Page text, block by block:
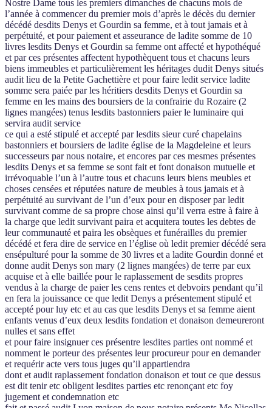
Nostre Dame tous les premiers dimanches de chacuns mois de
l’année à commencer du premier mois d’après le décès du dernier
décédé desdits Denys et Gourdin sa femme, et à tout jamais et à
perpétuité, et pour paiement et asseurance de ladite somme de 10
livres lesdits Denys et Gourdin sa femme ont affecté et hypothéqué
et par ces présentes affectent hypothèquent tous et chacuns leurs
biens immeubles et particulièrement les héritages dudit Denys situés
audit lieu de la Petite Gachettière et pour faire ledit service ladite
somme sera paiée par les héritiers desdits Denys et Gourdin sa
femme en les mains des boursiers de la confrairie du Rozaire (2
lignes mangées) tenus lesdits bastonniers paier le luminaire qui
servira audit service
ce qui a esté stipulé et accepté par lesdits sieur curé chapelains
bastonniers et boursiers de ladite église de la Magdeleine et leurs
successeurs par nous notaire, et encores par ces mesmes présentes
lesdits Denys et sa femme se sont fait et font donaison mutuelle et
irrévoquable l’un à l’autre tous et chacuns leurs biens meubles et
choses censées et réputées nature de meubles à tous jamais et à
perpétuité au survivant de l’un d’eux pour en disposer par ledit
survivant comme de sa propre chose ainsi qu’il verra estre à faire à
la charge que ledit survivant paira et acquitera toutes les debtes de
leur communauté et paira les obsèques et funérailles du premier
décédé et fera dire de service en l’église où ledit premier décédé sera
ensépulturé pour la somme de 30 livres et a ladite Gourdin donné et
donne audit Denys son mary (2 lignes mangées) de terre par eux
acquise et à elle baillée pour le raplassement de sesdits propres
vendus à la charge de paier les cens rentes et debvoirs pendant qu’il
en fera la jouissance ce que ledit Denys a présentement stipulé et
accepté pour luy etc et au cas que lesdits Denys et sa femme aient
enfants venus d’eux deux lesdits fondation et donaison demeureront
nulles et sans effet
et pour faire insignuer ces présentre lesdites parties ont nommé et
nomment le porteur des présentes leur procureur pour en demander
et requérir acte vers tous juges qu’il appartiendra
dont et audit raplassement fondation donaison et tout ce que dessus
est dit tenir etc obligent lesdites parties etc renonçant etc foy
jugement et condemnation etc